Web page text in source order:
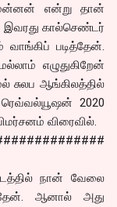
என்று தான்
கால்செண்டர்
வாங்கிப் படித்தேன்.
எழுதுகிறேன்
சுலப ஆங்கிலத்தில்
2020
விரைவில்.
நான் வேலை
ஆனால் அது